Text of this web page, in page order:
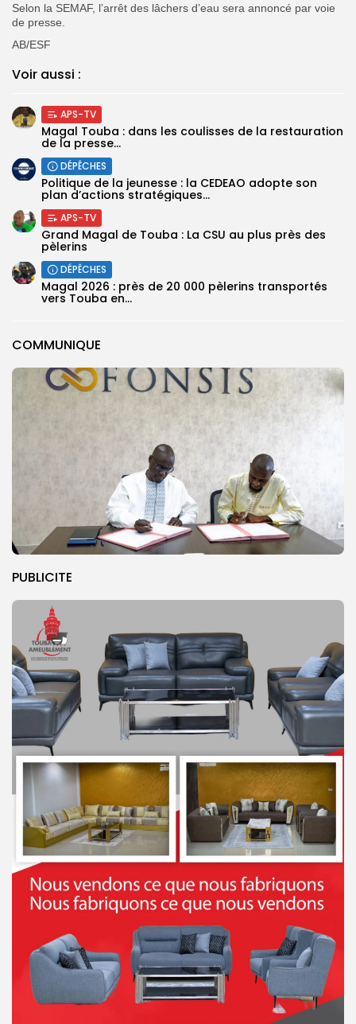
COMMUNIQUE
PUBLICITE
Selon la SEMAF, l’arrêt des lâchers d’eau sera annoncé par voie
de presse.
AB/ESF
Voir aussi :
APS-TV
Magal Touba : dans les coulisses de la restauration
de la presse...
DÉPÊCHES
Politique de la jeunesse : la CEDEAO adopte son
plan d’actions stratégiques...
APS-TV
Grand Magal de Touba : La CSU au plus près des
pèlerins
DÉPÊCHES
Magal 2026 : près de 20 000 pèlerins transportés
vers Touba en...